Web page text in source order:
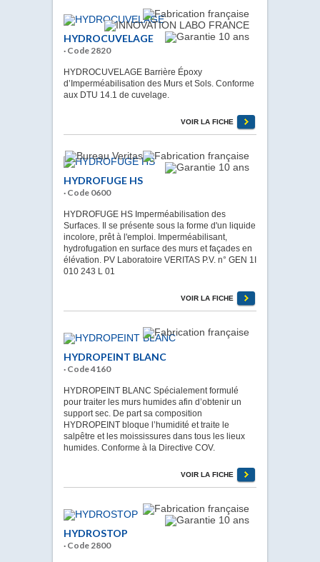
HYDROCUVELAGE
· Code 2820
HYDROCUVELAGE Barrière Époxy
d’Imperméabilisation des Murs et Sols. Conforme
aux DTU 14.1 de cuvelage.
VOIR LA FICHE
HYDROFUGE HS
· Code 0600
HYDROFUGE HS Imperméabilisation des
Surfaces. Il se présente sous la forme d'un liquide
incolore, prêt à l'emploi. Imperméabilisant,
hydrofugation en surface des murs et façades en
élévation. PV Laboratoire VERITAS P.V. n° GEN 1I
010 243 L 01
VOIR LA FICHE
HYDROPEINT BLANC
· Code 4160
HYDROPEINT BLANC Spécialement formulé
pour traiter les murs humides afin d’obtenir un
support sec. De part sa composition
HYDROPEINT bloque l’humidité et traite le
salpêtre et les moississures dans tous les lieux
humides. Conforme à la Directive COV.
VOIR LA FICHE
HYDROSTOP
· Code 2800